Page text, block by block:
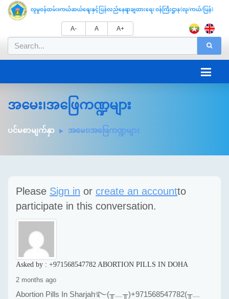
A- A A+
အမေး၊အဖြေကဏ္ဍများ
ပင်မစာမျက်နှာ အမေး၊အဖြေကဏ္ဍများ
Please Sign in or create an accountto
participate in this conversation.
Asked by : +971568547782 ABORTION PILLS IN DOHA
2 months ago
Abortion Pills In Sharjah࿐(╥﹏╥)+971568547782(╥﹏